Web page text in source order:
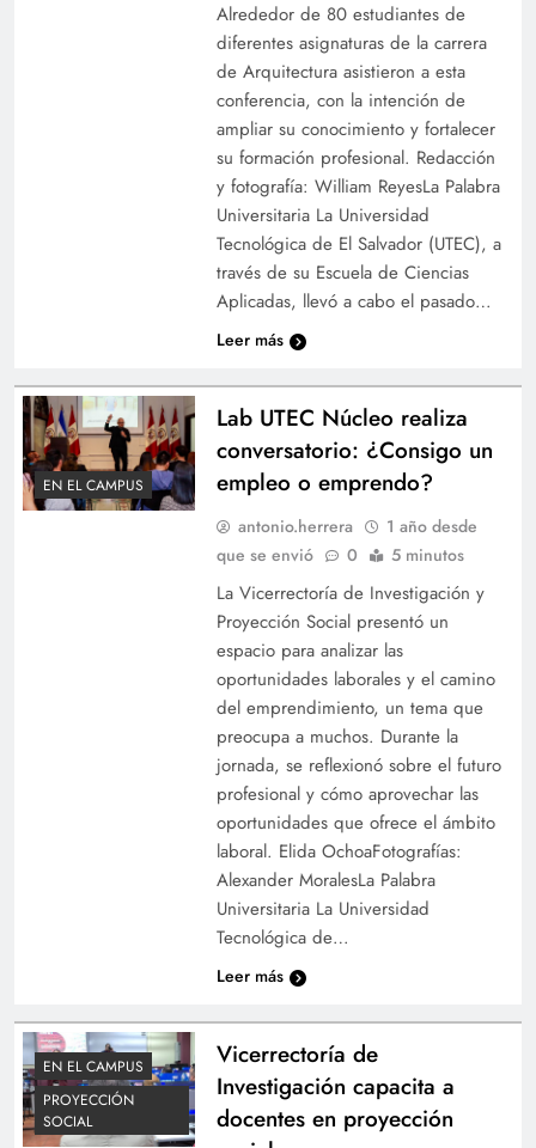
Alrededor de 80 estudiantes de
diferentes asignaturas de la carrera
de Arquitectura asistieron a esta
conferencia, con la intención de
ampliar su conocimiento y fortalecer
su formación profesional. Redacción
y fotografía: William ReyesLa Palabra
Universitaria La Universidad
Tecnológica de El Salvador (UTEC), a
través de su Escuela de Ciencias
Aplicadas, llevó a cabo el pasado…
Leer más
EN EL CAMPUS
Lab UTEC Núcleo realiza
conversatorio: ¿Consigo un
empleo o emprendo?
antonio.herrera
1 año desde
que se envió
0 5 minutos
La Vicerrectoría de Investigación y
Proyección Social presentó un
espacio para analizar las
oportunidades laborales y el camino
del emprendimiento, un tema que
preocupa a muchos. Durante la
jornada, se reflexionó sobre el futuro
profesional y cómo aprovechar las
oportunidades que ofrece el ámbito
laboral. Elida OchoaFotografías:
Alexander MoralesLa Palabra
Universitaria La Universidad
Tecnológica de…
Leer más
EN EL CAMPUS
PROYECCIÓN
SOCIAL
Vicerrectoría de
Investigación capacita a
docentes en proyección